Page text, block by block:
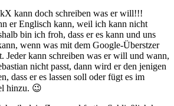
kann doch schreiben was er will!!!
er Englisch kann, weil ich kann nicht
bin ich froh, dass er es kann und uns
wenn was mit dem Google-Überstzer
Jeder kann schreiben was er will und wann,
nicht passt, dann wird er den jenigen
dass er es lassen soll oder fügt es im
hinzu. 😉